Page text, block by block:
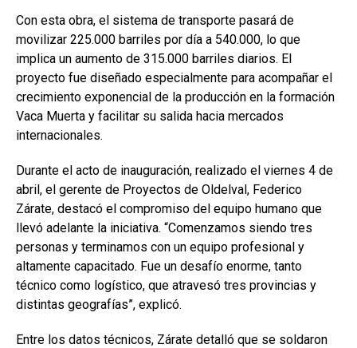
Con esta obra, el sistema de transporte pasará de
movilizar 225.000 barriles por día a 540.000, lo que
implica un aumento de 315.000 barriles diarios. El
proyecto fue diseñado especialmente para acompañar el
crecimiento exponencial de la producción en la formación
Vaca Muerta y facilitar su salida hacia mercados
internacionales.
Durante el acto de inauguración, realizado el viernes 4 de
abril, el gerente de Proyectos de Oldelval, Federico
Zárate, destacó el compromiso del equipo humano que
llevó adelante la iniciativa. “Comenzamos siendo tres
personas y terminamos con un equipo profesional y
altamente capacitado. Fue un desafío enorme, tanto
técnico como logístico, que atravesó tres provincias y
distintas geografías”, explicó.
Entre los datos técnicos, Zárate detalló que se soldaron